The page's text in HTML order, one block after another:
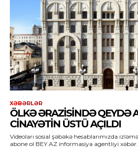
XƏBƏRLƏR
ÖLKƏ ƏRAZISINDƏ QEYDƏ
CINAYƏTIN ÜSTÜ AÇILDI
Videoları sosial şəbəkə hesablarımızda
abone ol BEY.AZ informasiya agentliyi